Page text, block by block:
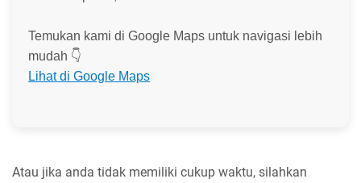
Temukan kami di Google Maps untuk navigasi lebih
mudah 👇
Lihat di Google Maps
Atau jika anda tidak memiliki cukup waktu, silahkan